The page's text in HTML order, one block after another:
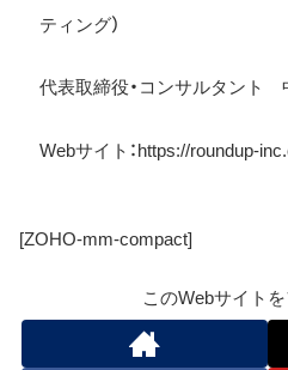
ティング）
代表取締役・コンサルタント
Webサイト：https://roundup-
[ZOHO-mm-compact]
このWebサイト